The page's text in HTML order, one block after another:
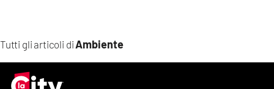
Tutti gli articoli diAmbiente